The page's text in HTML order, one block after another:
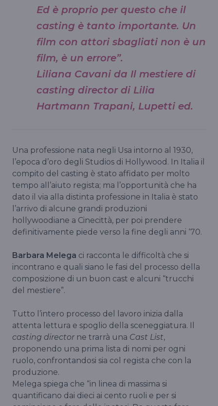
Ed è proprio per questo che il
casting è tanto importante. Un
film con attori sbagliati non è un
film, è un errore”.
Liliana Cavani da Il mestiere di
casting director di Lilia
Hartmann Trapani, Lupetti ed.
Una professione nata negli Usa intorno al 1930,
l’epoca d’oro degli Studios di Hollywood. In Italia il
compito del casting è stato affidato per molto
tempo all’aiuto regista; ma l’opportunità che ha
dato il via alla distinta professione in Italia è stato
l’arrivo di alcune grandi produzioni
hollywoodiane a Cinecittà, per poi prendere
definitivamente piede verso la fine degli anni ‘70.
Barbara Melega ci racconta le difficoltà che si
incontrano e quali siano le fasi del processo della
composizione di un buon cast e alcuni “trucchi
del mestiere”.
Tutto l’intero processo del lavoro inizia dalla
attenta lettura e spoglio della sceneggiatura. Il
casting directorne trarrà una Cast List,
proponendo una prima lista di nomi per ogni
ruolo, confrontandosi sia col regista che con la
produzione.
Melega spiega che “in linea di massima si
quantificano dai dieci ai cento ruoli e per si